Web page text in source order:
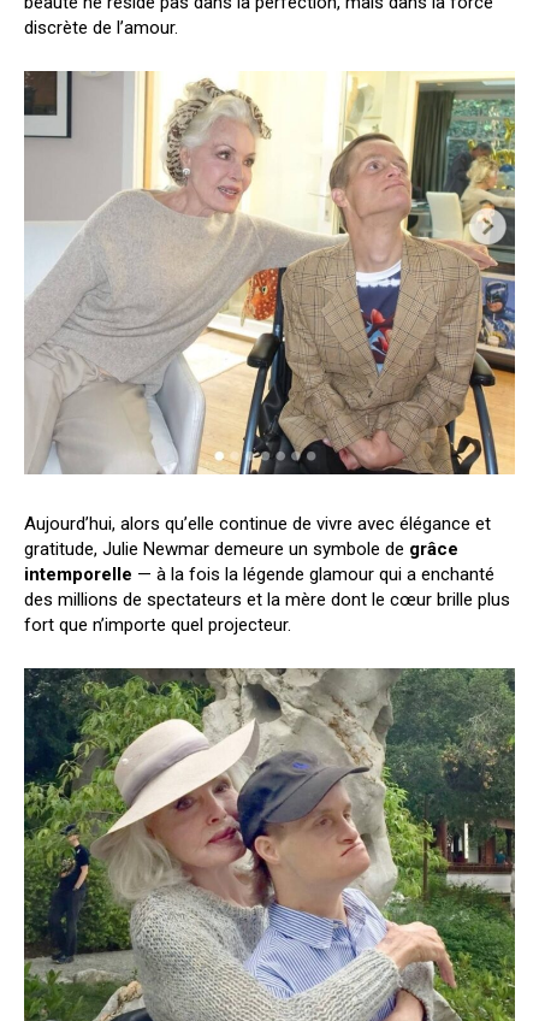
discrète de l’amour.
Aujourd’hui, alors qu’elle continue de vivre avec élégance et
gratitude, Julie Newmar demeure un symbole de grâce
intemporelle — à la fois la légende glamour qui a enchanté
des millions de spectateurs et la mère dont le cœur brille plus
fort que n’importe quel projecteur.